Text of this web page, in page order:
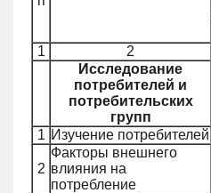
1
2
Исследование
потребителей и
потребительских
групп
1 Изучение потребителей
2
Факторы внешнего
влияния на
потребление